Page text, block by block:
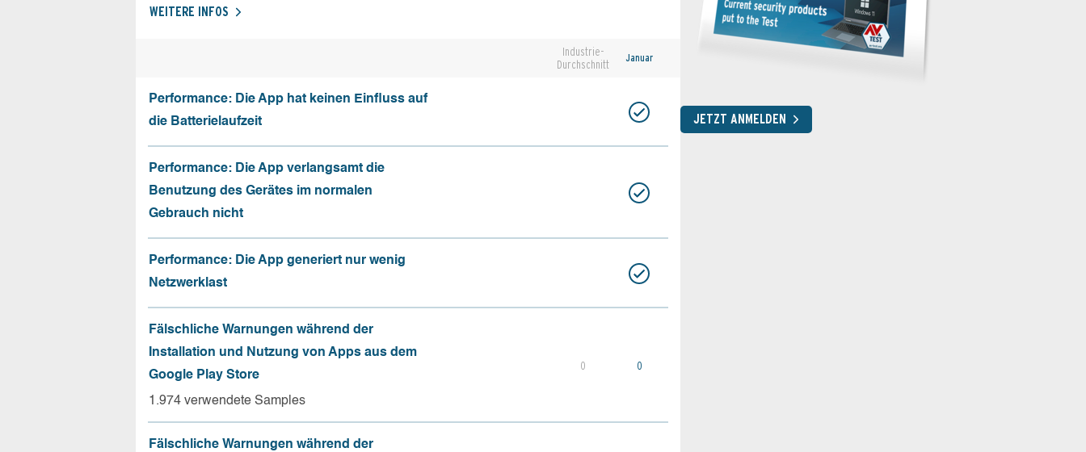
WEITERE INFOS
Industrie-
Durchschnitt
Januar
Performance: Die App hat keinen Einfluss auf
die Batterielaufzeit
Performance: Die App verlangsamt die
Benutzung des Gerätes im normalen
Gebrauch nicht
Performance: Die App generiert nur wenig
Netzwerklast
Fälschliche Warnungen während der
Installation und Nutzung von Apps aus dem
Google Play Store
1.974 verwendete Samples
0 0
Fälschliche Warnungen während der
JETZT ANMELDEN